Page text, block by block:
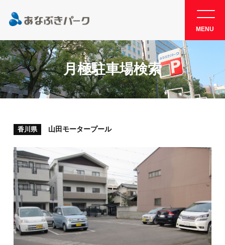
MENU
月極駐車場検索
香川県 山田モータープール